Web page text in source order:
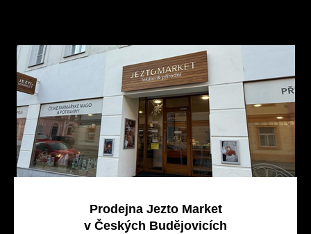
Prodejna Jezto Market
v Českých Budějovicích